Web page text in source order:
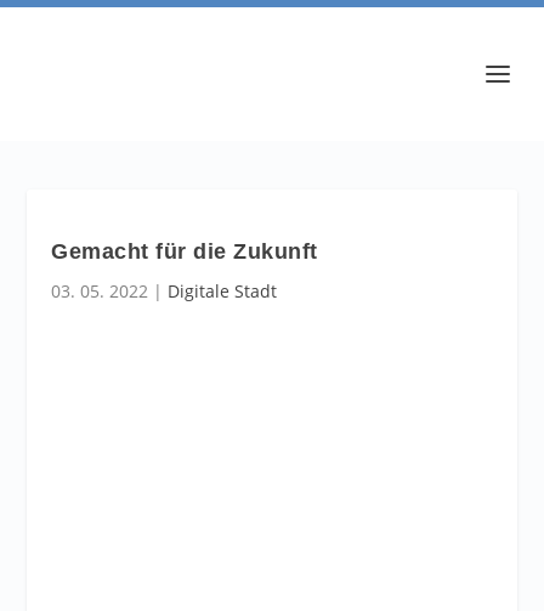
Gemacht für die Zukunft
03. 05. 2022 | Digitale Stadt